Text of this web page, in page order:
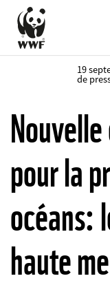
contenu
principal
19
de
pour la
océans:
haute